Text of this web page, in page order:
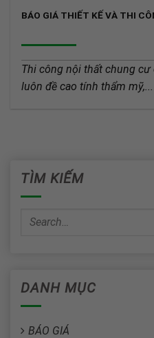
BÁO GIÁ THIẾT KẾ VÀ THI
Thi công nội thất chung
luôn đề cao tính thẩm mỹ,...
TÌM KIẾM
DANH MỤC
BÁO GIÁ